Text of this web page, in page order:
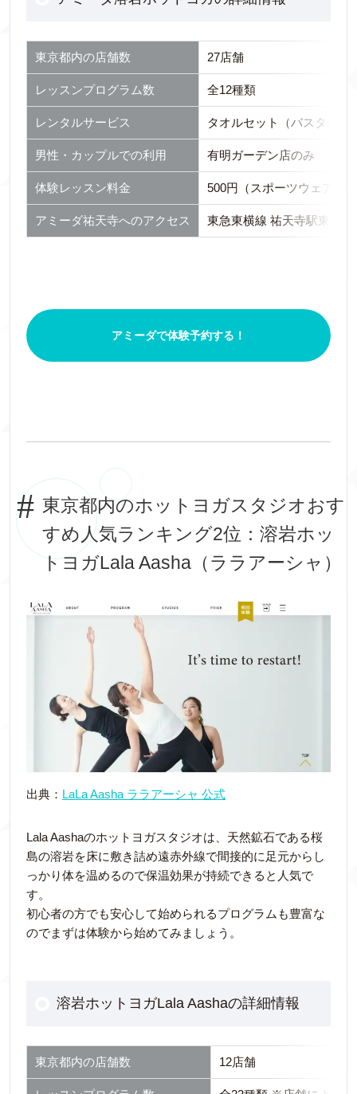
東京都内の店舗数 27店舗
レッスンプログラム数 全12種類
レンタルサービス タオルセット（バスタオ
男性・カップルでの利用 有明ガーデン店のみ
体験レッスン料金 500円（スポーツウェア持
アミーダ祐天寺へのアクセス 東急東横線 祐天寺駅東口よ
アミーダで体験予約する！
東京都内のホットヨガスタジオおす
すめ人気ランキング2位：溶岩ホッ
トヨガLala Aasha（ララアーシャ）
出典： LaLa Aasha ララアーシャ 公式
Lala Aashaのホットヨガスタジオは、天然鉱石である桜
島の溶岩を床に敷き詰め遠赤外線で間接的に足元からし
っかり体を温めるので保温効果が持続できると人気で
す。
初心者の方でも安心して始められるプログラムも豊富な
のでまずは体験から始めてみましょう。
溶岩ホットヨガLala Aashaの詳細情報
東京都内の店舗数 12店舗